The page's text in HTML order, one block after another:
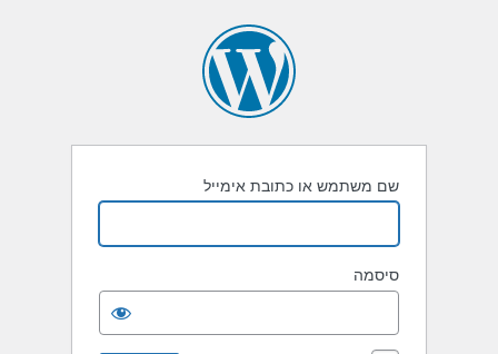
שם משתמש או כתובת אימייל
סיסמה